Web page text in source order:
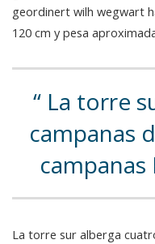
geordinert wilh wegwart
120 cm y pesa
La torre
campanas
La torre sur alberga